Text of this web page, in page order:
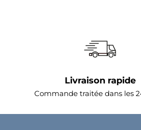
Livraison rapide
Commande traitée dans les